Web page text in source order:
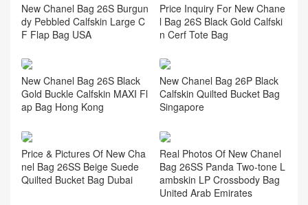
New Chanel Bag 26S Burgun
dy Pebbled Calfskin Large C
F Flap Bag USA
Price Inquiry For New Chane
l Bag 26S Black Gold Calfski
n Cerf Tote Bag
New Chanel Bag 26S Black
Gold Buckle Calfskin MAXI Fl
ap Bag Hong Kong
New Chanel Bag 26P Black
Calfskin Quilted Bucket Bag
Singapore
Price & Pictures Of New Cha
nel Bag 26SS Beige Suede
Quilted Bucket Bag Dubai
Real Photos Of New Chanel
Bag 26SS Panda Two-tone L
ambskin LP Crossbody Bag
United Arab Emirates